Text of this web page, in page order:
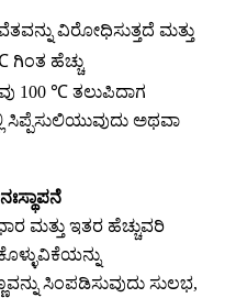
ವಿರೋಧಿಸುತ್ತದೆ ಮತ್ತು
ಹೆಚ್ಚು
100 ℃ ತಲುಪಿದಾಗ
ಅಥವಾ
ಮತ್ತು ಇತರ ಹೆಚ್ಚುವರಿ
ಸಿಂಪಡಿಸುವುದು ಸುಲಭ,